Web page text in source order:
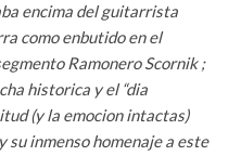
encima del guitarrista
como enbutido en el
Ramonero Scornik ;
historica y el “dia
(y la emocion intactas)
su inmenso homenaje a este